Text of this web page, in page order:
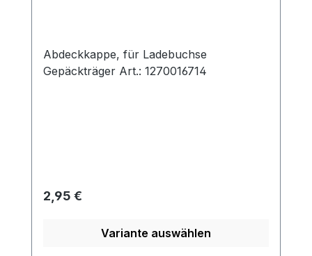
Abdeckkappe, für Ladebuchse
Gepäckträger Art.: 1270016714
Regulärer Preis:
2,95 €
Variante auswählen